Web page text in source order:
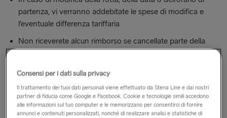
partenza, vi verranno addebitate le spese di modifica e
l’eventuale differenza tariffaria
Non riceverete alcun rimborso se cancellate parte della
ROTTA
Consensi per i dati sulla privacy
Il trattamento dei tuoi dati personali viene effettuato da Stena Line e dai nostri
partner di fiducia come Google e Facebook. Cookie e tecnologie simili accedono
alle informazioni sul tuo computer e le memorizzano per consentirci di fornire
annunci e contenuti personalizzati, nonché di realizzare analisi e statistiche di